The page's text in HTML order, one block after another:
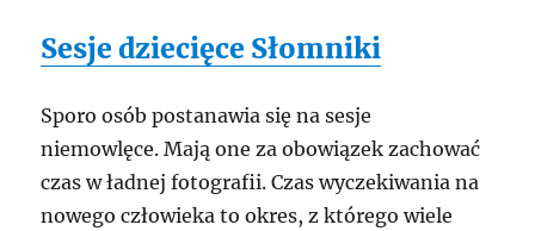
Sesje dziecięce Słomniki
Sporo osób postanawia się na sesje
niemowlęce. Mają one za obowiązek zachować
czas w ładnej fotografii. Czas wyczekiwania na
nowego człowieka to okres, z którego wiele